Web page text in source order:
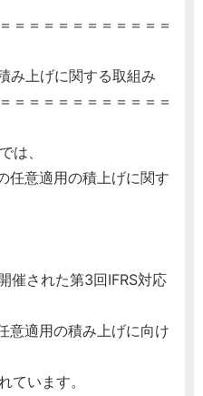
＝＝＝＝＝＝＝＝＝＝＝
み上げに関する取組み
＝＝＝＝＝＝＝＝＝＝＝
は、
任意適用の積上げに関す
催された第3回IFRS対応
意適用の積み上げに向け
ています。